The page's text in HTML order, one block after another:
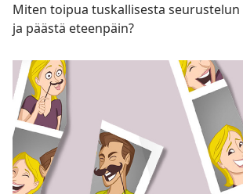
Miten toipua tuskallisesta
ja päästä eteenpäin?